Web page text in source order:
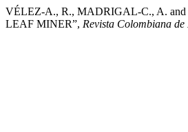
VÉLEZ-A., R., MADRIGAL-C., A.
LEAF MINER”, Revista Colombiana